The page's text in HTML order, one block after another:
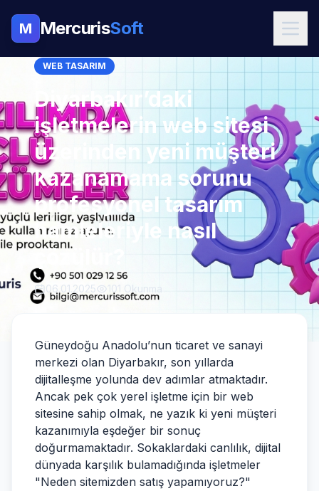
M MercurisSoft
WEB TASARIM
Diyarbakır’daki
işletmelerin web sitesi
üzerinden yeni müşteri
kazanamama sorunu
profesyonel tasarım
hamleleriyle nasıl
çözülür?
06.01.2025 101 Okunma
Güneydoğu Anadolu’nun ticaret ve sanayi
merkezi olan Diyarbakır, son yıllarda
dijitalleşme yolunda dev adımlar atmaktadır.
Ancak pek çok yerel işletme için bir web
sitesine sahip olmak, ne yazık ki yeni müşteri
kazanımıyla eşdeğer bir sonuç
doğurmamaktadır. Sokaklardaki canlılık, dijital
dünyada karşılık bulamadığında işletmeler
"Neden sitemizden satış yapamıyoruz?"